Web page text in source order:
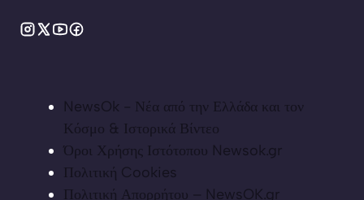
NewsOk - Νέα από την Ελλάδα και τον
Κόσμο & Ιστορικά Βίντεο
Όροι Χρήσης Ιστότοπου Newsok.gr
Πολιτική Cookies
Πολιτική Απορρήτου – NewsOK.gr